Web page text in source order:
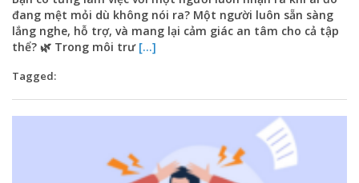
đang mệt mỏi dù không nói ra? Một người luôn sẵn sàng
lắng nghe, hỗ trợ, và mang lại cảm giác an tâm cho cả tập
thể? 🌿 Trong môi trư [...]
Tagged: